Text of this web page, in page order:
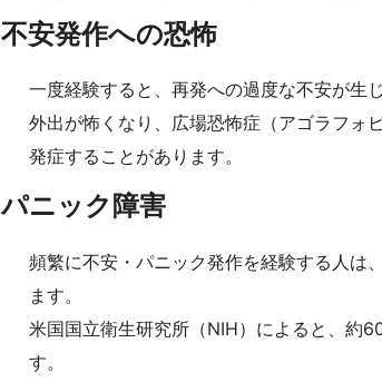
不安発作への恐怖
一度経験すると、再発への過度な不安が生
外出が怖くなり、広場恐怖症（アゴラフォ
発症することがあります。
パニック障害
頻繁に不安・パニック発作を経験する人は
ます。
米国国立衛生研究所（NIH）によると、約
す。